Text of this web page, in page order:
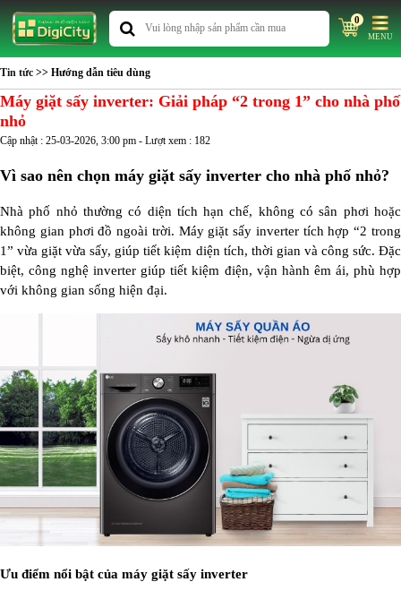
0
MENU
Tin tức >> Hướng dẫn tiêu dùng
Máy giặt sấy inverter: Giải pháp “2 trong 1” cho nhà phố
nhỏ
Cập nhật : 25-03-2026, 3:00 pm - Lượt xem : 182
Vì sao nên chọn máy giặt sấy inverter cho nhà phố nhỏ?
Nhà phố nhỏ thường có diện tích hạn chế, không có sân phơi hoặc
không gian phơi đồ ngoài trời. Máy giặt sấy inverter tích hợp “2 trong
1” vừa giặt vừa sấy, giúp tiết kiệm diện tích, thời gian và công sức. Đặc
biệt, công nghệ inverter giúp tiết kiệm điện, vận hành êm ái, phù hợp
với không gian sống hiện đại.
Ưu điểm nổi bật của máy giặt sấy inverter